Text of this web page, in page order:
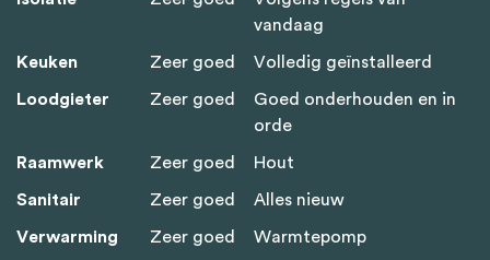
vandaag
Keuken Zeer goed Volledig geïnstalleerd
Loodgieter Zeer goed
Goed onderhouden en in
orde
Raamwerk Zeer goed Hout
Sanitair Zeer goed Alles nieuw
Verwarming Zeer goed Warmtepomp